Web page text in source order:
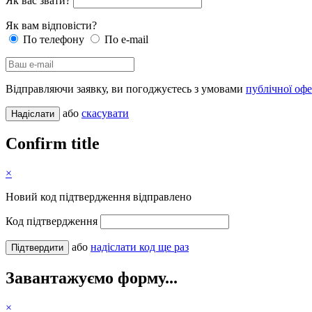
Як вам відповісти?
По телефону
По e-mail
Відправляючи заявку, ви погоджуєтесь з умовами публічної
або скасувати
Confirm title
×
Новий код підтвердження відправлено
Код підтвердження
або надіслати код ще раз
Завантажуємо форму...
×